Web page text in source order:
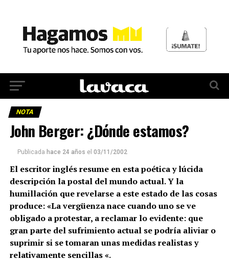
NOTA
John Berger: ¿Dónde estamos?
Publicada hace 24 años el 03/11/2002
El escritor inglés resume en esta poética y lúcida
descripción la postal del mundo actual. Y la
humillación que revelarse a este estado de las cosas
produce: «La vergüenza nace cuando uno se ve
obligado a protestar, a reclamar lo evidente: que
gran parte del sufrimiento actual se podría aliviar o
suprimir si se tomaran unas medidas realistas y
relativamente sencillas «.